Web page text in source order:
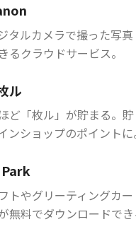
タルカメラで撮った写
るクラウドサービス。
ル
ど「枚ル」が貯まる。
ンショップのポイントに
トやグリーティングカ
無料でダウンロードでき